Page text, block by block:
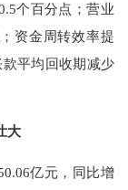
个百分点；营业
资金周转效率提
平均回收期减少
大
亿元，同比增